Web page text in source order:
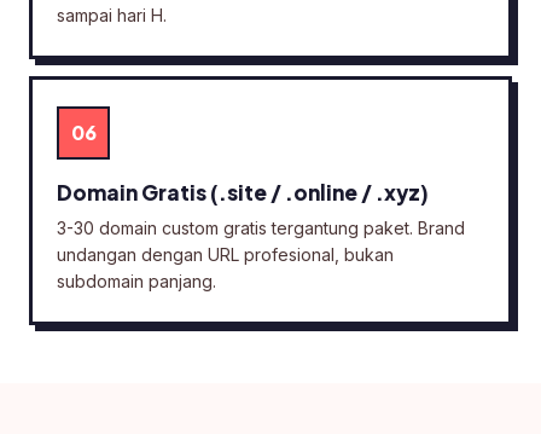
sampai hari H.
06
Domain Gratis (.site / .online / .xyz)
3-30 domain custom gratis tergantung paket. Brand
undangan dengan URL profesional, bukan
subdomain panjang.